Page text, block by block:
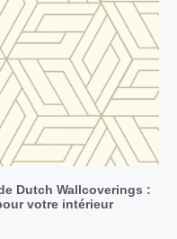
Dutch Wallcoverings :
votre intérieur